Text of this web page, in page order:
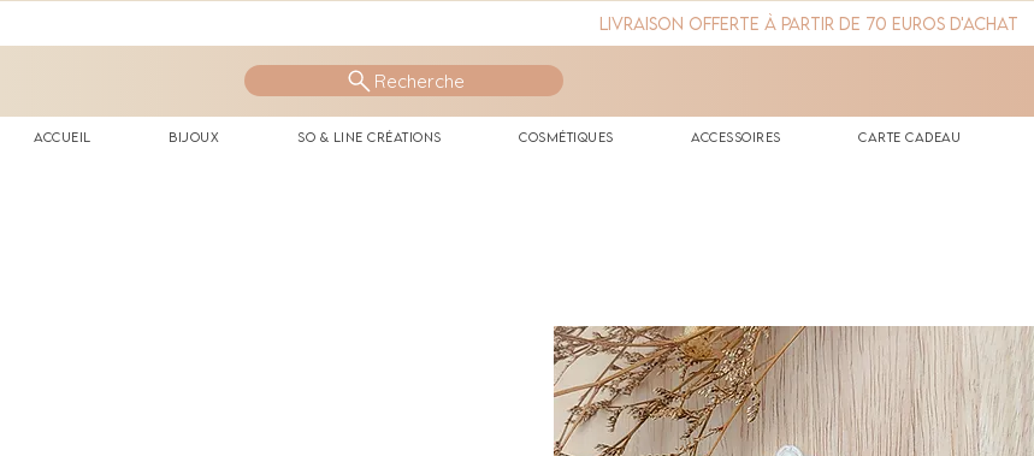
Livraison offerte à partir de 70 euros d'achat
Recherche
Accueil Bijoux So & Line Créations Cosmétiques Accessoires Carte cadeau